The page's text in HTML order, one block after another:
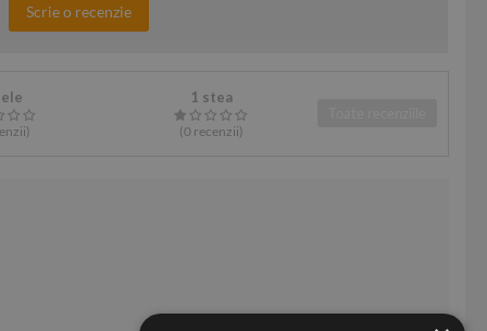
Scrie o recenzie
)
1 stea
(0recenzii)